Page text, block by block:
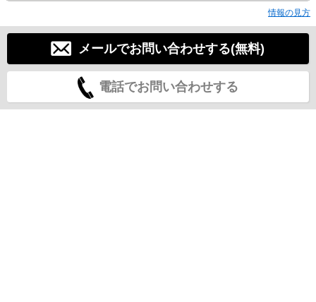
情報の見方
メールでお問い合わせする(無料)
電話でお問い合わせする